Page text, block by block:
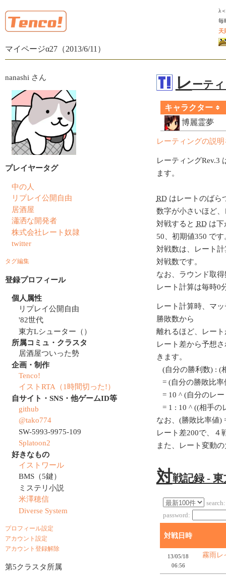
マイページα27（2013/6/11）
λ
毎
天
レ ーテ
キャラクター
博麗霊夢
レーティングの説
レーティングRev.3
ます。
RDはレートのばら
数字が小さいほど
対戦すると RDは下
50、初期値350 です
対戦数は、レート
対戦数です。
なお、ラウンド取
レート計算は毎時0
レート計算時、マ
勝敗数から
離れるほど、レー
レート差から予想
きます。
(自分の勝利数) : (
= (自分の勝敗比率
= 10 ^ (自分のレー
= 1 : 10 ^ ((相手の
なお、(勝敗比率値)
レート差200で、４
また、レート変動
対戦記録 -
search:
password:
対戦日時
13/05/18
06:56
霧雨レ
nanashi さん
プレイヤータグ
中の人
リプレイ公開自由
居酒屋
瀟洒な開発者
株式会社レート奴隷
twitter
タグ編集
登録プロフィール
個人属性
リプレイ公開自由
'82世代
東方Lシューター（）
所属コミュ・クラスタ
居酒屋ついった勢
企画・制作
Tenco!
イストRTA（1時間切った!）
自サイト・SNS・他ゲームID等
github
@tako774
SW-5993-9975-109
Splatoon2
好きなもの
イストワール
BMS（5鍵）
ミステリ小説
米澤穂信
Diverse System
プロフィール設定
アカウント設定
アカウント登録解除
第5クラスタ所属